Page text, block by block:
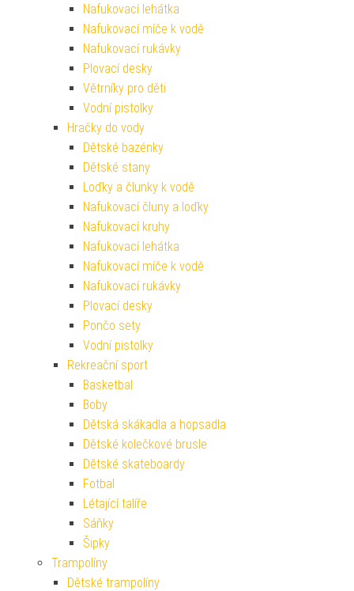
Nafukovací lehátka
Nafukovací míče k vodě
Nafukovací rukávky
Plovací desky
Větrníky pro děti
Vodní pistolky
Hračky do vody
Dětské bazénky
Dětské stany
Loďky a člunky k vodě
Nafukovací čluny a loďky
Nafukovací kruhy
Nafukovací lehátka
Nafukovací míče k vodě
Nafukovací rukávky
Plovací desky
Pončo sety
Vodní pistolky
Rekreační sport
Basketbal
Boby
Dětská skákadla a hopsadla
Dětské kolečkové brusle
Dětské skateboardy
Fotbal
Létající talíře
Sáňky
Šipky
Trampolíny
Dětské trampolíny